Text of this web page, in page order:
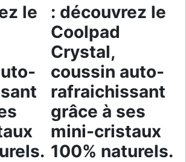
le
: découvrez le
Coolpad
Crystal,
coussin auto-
rafraichissant
grâce à ses
mini-cristaux
100% naturels.